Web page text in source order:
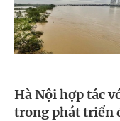
Hà Nội hợp tác
trong phát triển